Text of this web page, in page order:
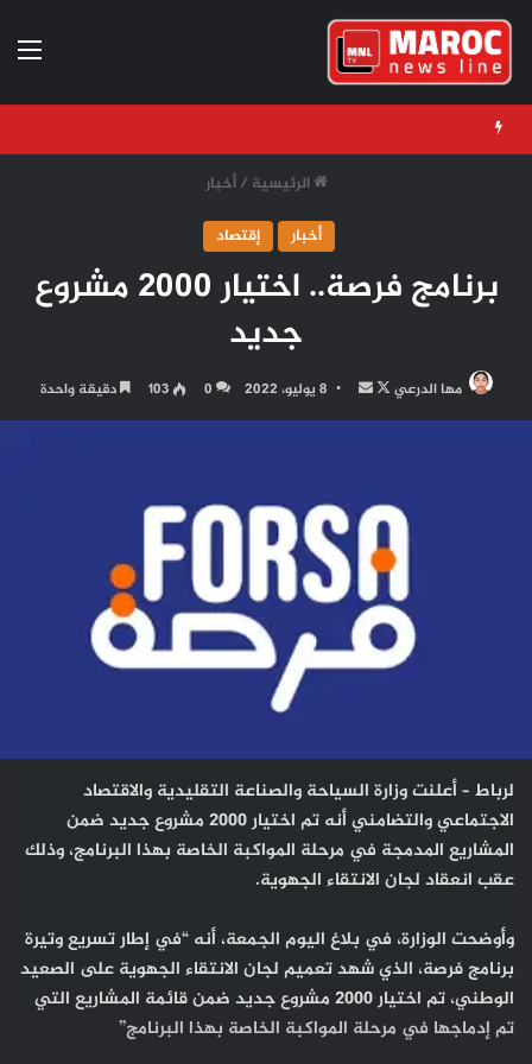
الرئيسية / أخبار
أخبار
إقتصاد
برنامج فرصة.. اختيار 2000 مشروع
جديد
مها الدرعي
تابع
على
أرسل
بريدا
8 يوليو، 2022 0
103 دقيقة واحدة
لرباط – أعلنت وزارة السياحة والصناعة التقليدية والاقتصاد
الاجتماعي والتضامني أنه تم اختيار 2000 مشروع جديد ضمن
المشاريع المدمجة في مرحلة المواكبة الخاصة بهذا البرنامج، وذلك
عقب انعقاد لجان الانتقاء الجهوية.
وأوضحت الوزارة، في بلاغ اليوم الجمعة، أنه “في إطار تسريع وتيرة
برنامج فرصة، الذي شهد تعميم لجان الانتقاء الجهوية على الصعيد
الوطني، تم اختيار 2000 مشروع جديد ضمن قائمة المشاريع التي
تم إدماجها في مرحلة المواكبة الخاصة بهذا البرنامج”